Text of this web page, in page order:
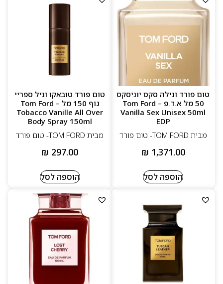
טום פורד ונילה סקס יוניסקס
50 מל א.ד.פ – Tom Ford
Vanilla Sex Unisex 50ml
EDP
מבית TOM FORD- טום פורד
₪ 1,371.00
הוספה לסל
טום פורד טובאקו וניל ספריי
גוף 150 מל – Tom Ford
Tobacco Vanille All Over
Body Spray 150ml
מבית TOM FORD- טום פורד
₪ 297.00
הוספה לסל